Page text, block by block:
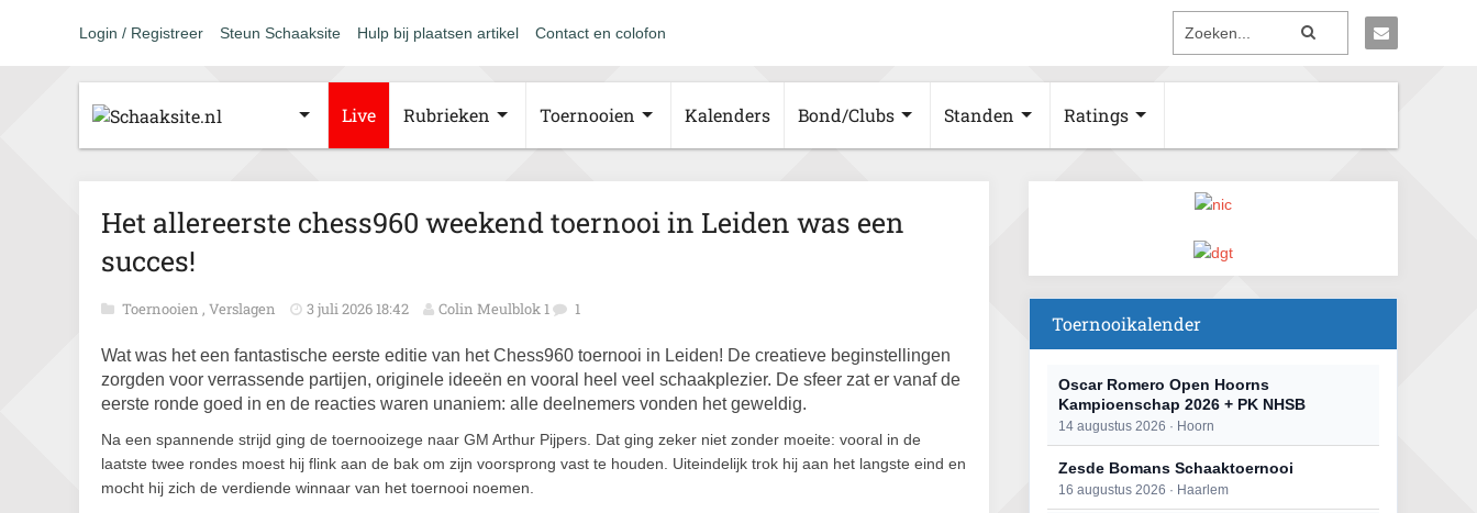
Login / Registreer Steun Schaaksite Hulp bij plaatsen artikel Contact en colofon
Live Rubrieken Toernooien Kalenders Bond/Clubs Standen Ratings
Het allereerste chess960 weekend toernooi in Leiden was een
succes!
Toernooien , Verslagen 3 juli 2026 18:42 Colin Meulblok 1 1
Wat was het een fantastische eerste editie van het Chess960 toernooi in Leiden! De creatieve beginstellingen
zorgden voor verrassende partijen, originele ideeën en vooral heel veel schaakplezier. De sfeer zat er vanaf de
eerste ronde goed in en de reacties waren unaniem: alle deelnemers vonden het geweldig.
Na een spannende strijd ging de toernooizege naar GM Arthur Pijpers . Dat ging zeker niet zonder moeite: vooral in de
laatste twee rondes moest hij flink aan de bak om zijn voorsprong vast te houden. Uiteindelijk trok hij aan het langste eind en
mocht hij zich de verdiende winnaar van het toernooi noemen.
Toernooikalender
Oscar Romero Open Hoorns
Kampioenschap 2026 + PK NHSB
14 augustus 2026 · Hoorn
Zesde Bomans Schaaktoernooi
16 augustus 2026 · Haarlem